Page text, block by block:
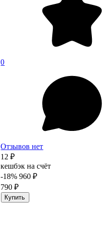
0
Отзывов нет
12 ₽
кешбэк на счёт
-18% 960 ₽
790 ₽
Купить